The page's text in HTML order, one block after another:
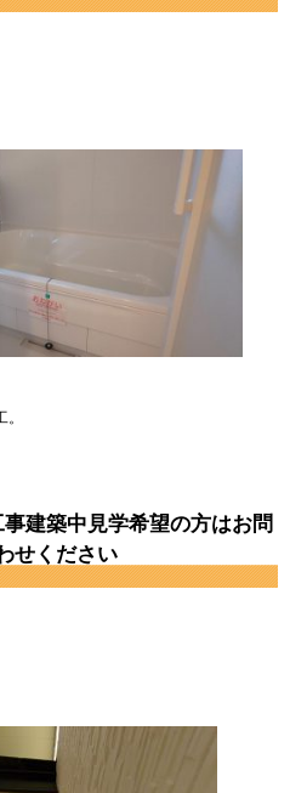
建築中見学希望の方はお問
せください